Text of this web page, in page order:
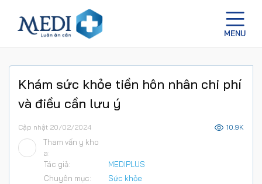
Khám sức khỏe tiền hôn nhân chi phí
và điều cần lưu ý
Cập nhật 20/02/2024 10.9K
Tham vấn y kho
a:
Tác giả:
MEDIPLUS
Chuyên mục:
Sức khỏe